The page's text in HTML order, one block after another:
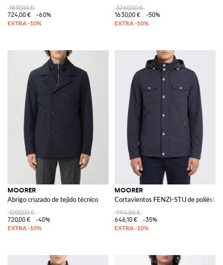
1810,00 €
724,00 €
-60%
3260,00 €
1630,00 €
-50%
MOORER
Abrigo cruzado de tejido técnico
1200,00 €
720,00 €
-40%
MOORER
Cortavientos FENZI-STU de poliéster
994,00 €
646,10 €
-35%